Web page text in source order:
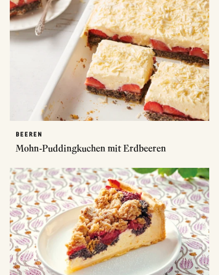
BEEREN
Mohn-Puddingkuchen mit Erdbeeren